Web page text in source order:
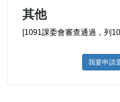
其他
[1091課委會審查通過，列
我要申請